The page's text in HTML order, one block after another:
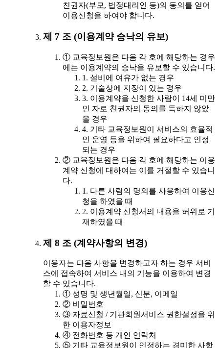
친권자(부모, 법정대리인 등)의 동의를 얻어
이용신청을 하여야 합니다.
제 7 조 (이용계약 승낙의 유보)
① 교육정보원은 다음 각 호에 해당하는 경우
에는 이용계약의 승낙을 유보할 수 있습니다.
1. 설비에 여유가 없는 경우
2. 기술상에 지장이 있는 경우
3. 이용계약을 신청한 사람이 14세 미만
인 자로 친권자의 동의를 득하지 않았
을 경우
4. 기타 교육정보원이 서비스의 효율적
인 운영 등을 위하여 필요하다고 인정
되는 경우
② 교육정보원은 다음 각 호에 해당하는 이용
계약 신청에 대하여는 이를 거절할 수 있습니
다.
1. 다른 사람의 명의를 사용하여 이용신
청을 하였을 때
2. 이용계약 신청서의 내용을 허위로 기
재하였을 때
제 8 조 (계약사항의 변경)
이용자는 다음 사항을 변경하고자 하는 경우 서비
스에 접속하여 서비스 내의 기능을 이용하여 변경
할 수 있습니다.
① 성명 및 생년월일, 신분, 이메일
② 비밀번호
③ 자료신청 / 기관회원서비스 권한설정을 위
한 이용자정보
④ 전화번호 등 개인 연락처
⑤ 기타 교육정보원이 인정하는 경미한 사항